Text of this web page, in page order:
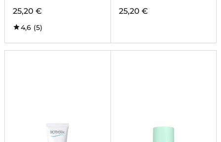
25,20 €
4,6 (5)
25,20 €